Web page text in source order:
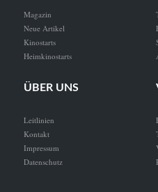
Magazin
Neue Artikel
Kinostarts
Heimkinostarts
ÜBER UNS
Leitlinien
Kontakt
Impressum
Datenschutz